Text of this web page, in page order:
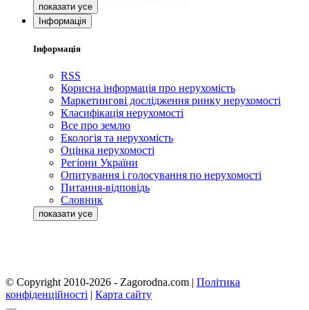
Інформація
Інформація
RSS
Корисна інформація про нерухомість
Маркетингові дослідження ринку нерухомості
Класифікація нерухомості
Все про землю
Екологія та нерухомість
Оцінка нерухомості
Регіони України
Опитування і голосування по нерухомості
Питання-відповідь
Словник
© Copyright 2010-2026 - Zagorodna.com | Політика
конфіденційності | Карта сайту